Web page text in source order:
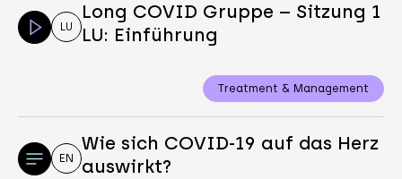
LU
Long COVID Gruppe – Sitzung 1
LU: Einführung
Treatment & Management
EN
Wie sich COVID-19 auf das Herz
auswirkt?